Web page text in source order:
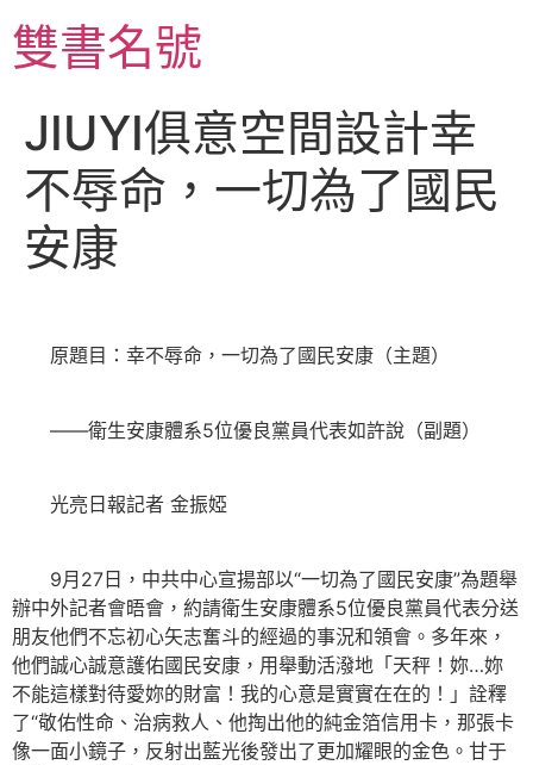
至
主雙書名號
JIUYI俱意空間設計幸
不辱命，一切為了國民
安康
原題目：幸不辱命，一切為了國民安康（主題）
——衛生安康體系5位優良黨員代表如許說（副題）
光亮日報記者 金振婭
9月27日，中共中心宣揚部以“一切為了國民安康”為題舉
辦中外記者會晤會，約請衛生安康體系5位優良黨員代表分送
朋友他們不忘初心矢志奮斗的經過的事況和領會。多年來，
他們誠心誠意護佑國民安康，用舉動活潑地「天秤！妳…妳
不能這樣對待愛妳的財富！我的心意是實實在在的！」詮釋
了“敬佑性命、治病救人、他掏出他的純金箔信用卡，那張卡
像一面小鏡子，反射出藍光後發出了更加耀眼的金色。甘于